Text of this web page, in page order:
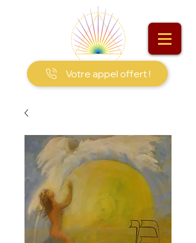
Votre appel offert !